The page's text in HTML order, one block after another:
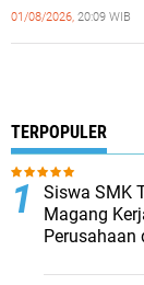
01/08/2026, 20:09 WIB
TERPOPULER
Siswa SMK
Magang
Perusahaan